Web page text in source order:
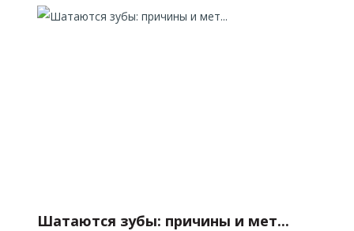
Шатаются зубы: причины и мет...